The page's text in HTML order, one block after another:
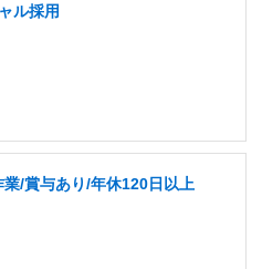
ル採用
業/賞与あり/年休120日以上